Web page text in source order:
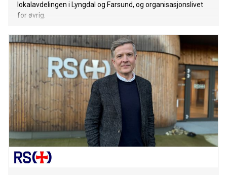
lokalavdelingen i Lyngdal og Farsund, og organisasjonslivet
for øvrig.